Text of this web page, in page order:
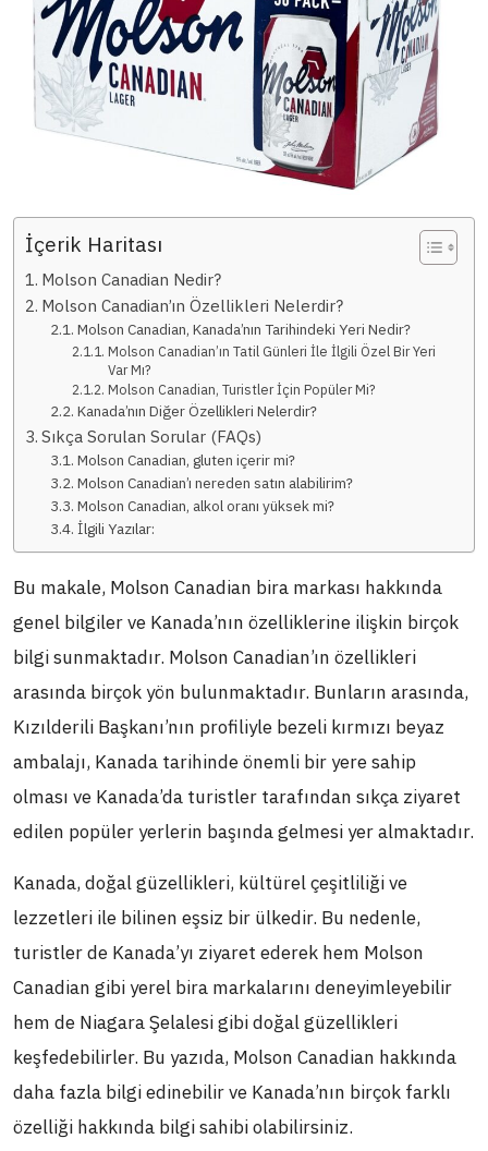
İçerik Haritası
Molson Canadian Nedir?
Molson Canadian’ın Özellikleri Nelerdir?
Molson Canadian, Kanada’nın Tarihindeki Yeri Nedir?
Molson Canadian’ın Tatil Günleri İle İlgili Özel Bir Yeri
Var Mı?
Molson Canadian, Turistler İçin Popüler Mi?
Kanada’nın Diğer Özellikleri Nelerdir?
Sıkça Sorulan Sorular (FAQs)
Molson Canadian, gluten içerir mi?
Molson Canadian’ı nereden satın alabilirim?
Molson Canadian, alkol oranı yüksek mi?
İlgili Yazılar:
Bu makale, Molson Canadian bira markası hakkında
genel bilgiler ve Kanada’nın özelliklerine ilişkin birçok
bilgi sunmaktadır. Molson Canadian’ın özellikleri
arasında birçok yön bulunmaktadır. Bunların arasında,
Kızılderili Başkanı’nın profiliyle bezeli kırmızı beyaz
ambalajı, Kanada tarihinde önemli bir yere sahip
olması ve Kanada’da turistler tarafından sıkça ziyaret
edilen popüler yerlerin başında gelmesi yer almaktadır.
Kanada, doğal güzellikleri, kültürel çeşitliliği ve
lezzetleri ile bilinen eşsiz bir ülkedir. Bu nedenle,
turistler de Kanada’yı ziyaret ederek hem Molson
Canadian gibi yerel bira markalarını deneyimleyebilir
hem de Niagara Şelalesi gibi doğal güzellikleri
keşfedebilirler. Bu yazıda, Molson Canadian hakkında
daha fazla bilgi edinebilir ve Kanada’nın birçok farklı
özelliği hakkında bilgi sahibi olabilirsiniz.